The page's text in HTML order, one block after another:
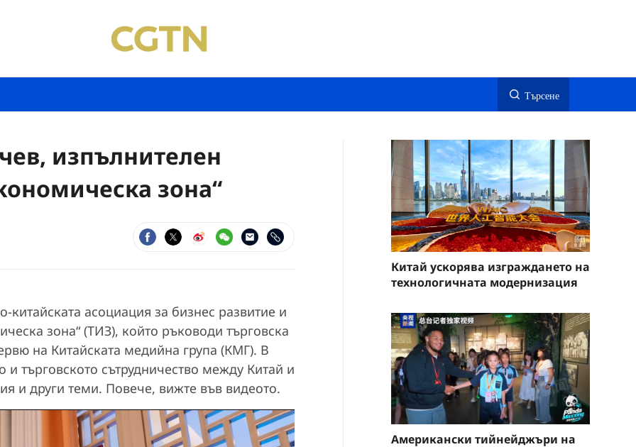
Търсене
изпълнителен
зона“
асоциация за бизнес развитие и
зона“ (ТИЗ), който ръководи търговска
на Китайската медийна група (КМГ). В
търговското сътрудничество между Китай и
и други теми. Повече, вижте във видеото.
Китай ускорява изграждането на
технологичната модернизация
Американски тийнейджъри на